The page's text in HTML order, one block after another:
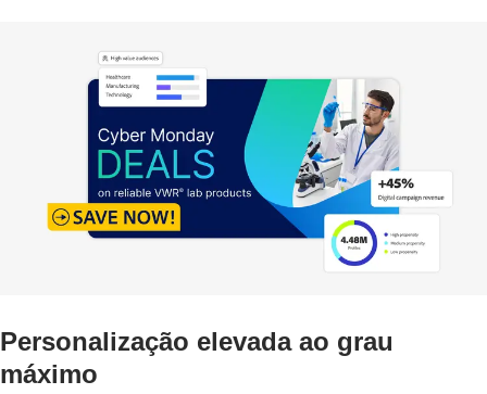
Personalização elevada ao grau
máximo